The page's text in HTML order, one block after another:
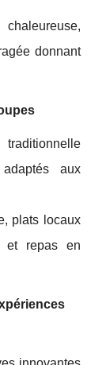
donnant
aux
plats locaux
et repas en